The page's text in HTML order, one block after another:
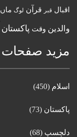
اقبال قبر قرآن لوگ ماں
والدین وقت پاکستان
مزید صفحات
اسلام (450)
پاکستان (73)
دلچسپ (68)